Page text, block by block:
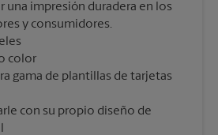
una impresión duradera en los
y consumidores.
color
gama de plantillas de tarjetas
con su propio diseño de